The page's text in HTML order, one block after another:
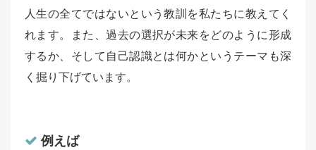
人生の全てではないという教訓を私たちに教えてく
れます。また、過去の選択が未来をどのように形成
するか、そして自己認識とは何かというテーマも深
く掘り下げています。
例えば